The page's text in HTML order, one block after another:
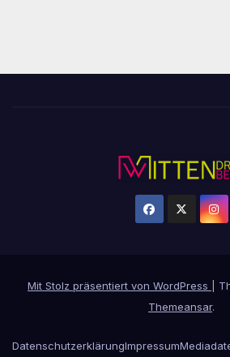
Mit Stolz präsentiert von WordPress
Themeansar.
DatenschutzerklärungImpressum